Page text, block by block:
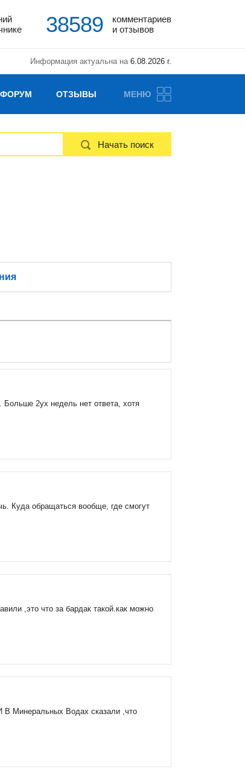
38589
комментариев
и отзывов
Информация актуальна на6.08.2026 г.
ФОРУМ ОТЗЫВЫ МЕНЮ
Начать поиск
Больше 2ух недель нет ответа, хотя
Куда обращаться вообще, где смогут
,это что за бардак такой.как можно
В Минеральных Водах сказали ,что